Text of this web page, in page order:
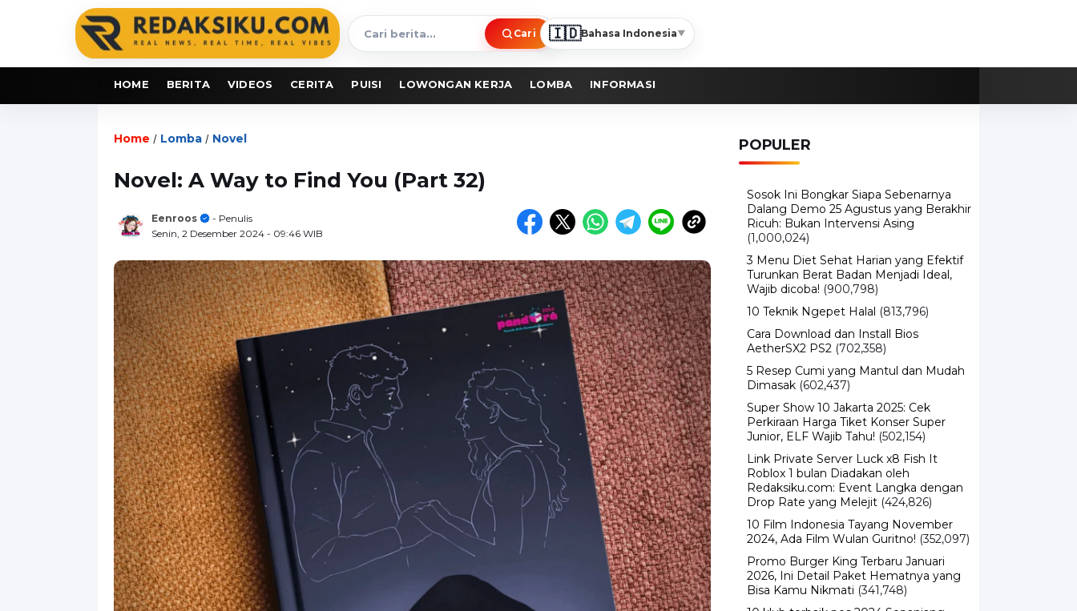
Cari
berita
Cari 🇮🇩Bahasa Indonesia▼
HOME BERITA VIDEOS CERITA PUISI LOWONGAN KERJA LOMBA INFORMASI
Home / Lomba / Novel
Novel: A Way to Find You (Part 32)
Eenroos
- Penulis
Senin, 2 Desember 2024 - 09:46 WIB
Ricuh: Bukan Intervensi Asing
(1,000,024)
3 Menu Diet Sehat Harian yang Efektif
Wajib dicoba! (900,798)
10 Teknik Ngepet Halal
Cara Download dan Install Bios
5 Resep Cumi yang Mantul dan Mudah
Super Show 10 Jakarta 2025: Cek
Junior, ELF Wajib Tahu! (502,154)
Link Private Server Luck x8 Fish It
Redaksiku.com: Event Langka dengan
Drop Rate yang Melejit (424,826)
10 Film Indonesia Tayang November
Promo Burger King Terbaru Januari
Bisa Kamu Nikmati
(341,748)
10 klub terbaik pes 2024 Sepanjang